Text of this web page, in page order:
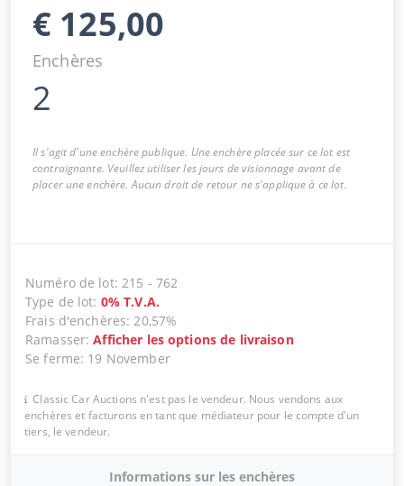
€ 125,00
Enchères
2
Il s'agit d'une enchère publique. Une enchère placée sur ce lot est
contraignante. Veuillez utiliser les jours de visionnage avant de
placer une enchère. Aucun droit de retour ne s'applique à ce lot.
Numéro de lot:215 - 762
Type de lot: 0% T.V.A.
Frais d'enchères:20,57%
Ramasser:Afficher les options de livraison
Se ferme: 19 November
Classic Car Auctions n'est pas le vendeur. Nous vendons aux
enchères et facturons en tant que médiateur pour le compte d'un
tiers, le vendeur.
Informations sur les enchères